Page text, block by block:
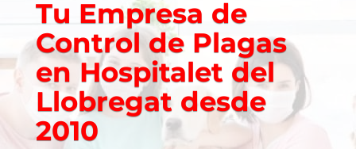
Tu Empresa de
Control de Plagas
en Hospitalet del
Llobregat desde
2010